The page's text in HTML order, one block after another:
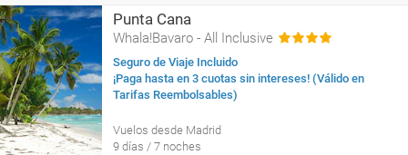
Punta Cana
Whala!Bavaro - All Inclusive
Seguro de Viaje Incluido
¡Paga hasta en 3 cuotas sin intereses! (Válido en
Tarifas Reembolsables)
Vuelos desde Madrid
9 días / 7 noches